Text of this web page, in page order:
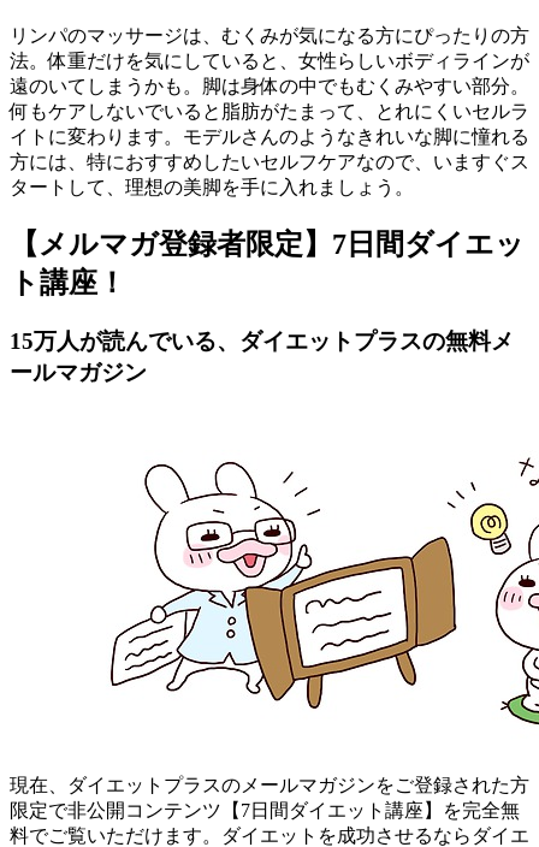
リンパのマッサージは、むくみが気になる方にぴったりの方
法。体重だけを気にしていると、女性らしいボディラインが
遠のいてしまうかも。脚は身体の中でもむくみやすい部分。
何もケアしないでいると脂肪がたまって、とれにくいセルラ
イトに変わります。モデルさんのようなきれいな脚に憧れる
方には、特におすすめしたいセルフケアなので、いますぐス
タートして、理想の美脚を手に入れましょう。
【メルマガ登録者限定】7日間ダイエッ
ト講座！
15万人が読んでいる、ダイエットプラスの無料メ
ールマガジン
現在、ダイエットプラスのメールマガジンをご登録された方
限定で非公開コンテンツ【7日間ダイエット講座】を完全無
料でご覧いただけます。ダイエットを成功させるならダイエ